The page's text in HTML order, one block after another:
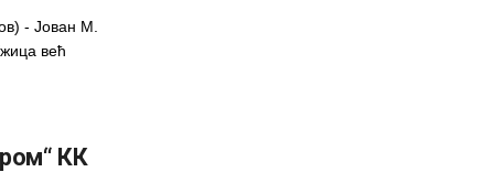
- Јован М.
већ
КК